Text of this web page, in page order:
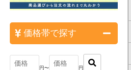
価格帯で探す
円〜 円